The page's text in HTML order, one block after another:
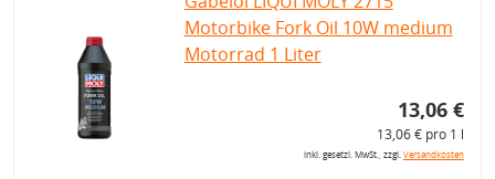
Motorbike Fork Oil 10W medium
Motorrad 1 Liter
13,06 €
13,06 € pro 1 l
inkl. gesetzl. MwSt., zzgl.Versandkosten